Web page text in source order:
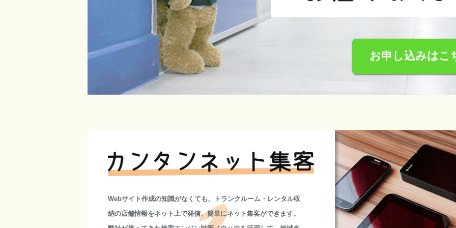
お申し込みはこ
Webサイト作成の知識がなくても、トランクルーム・レンタル収
納の店舗情報をネット上で発信、簡単にネット集客ができます。